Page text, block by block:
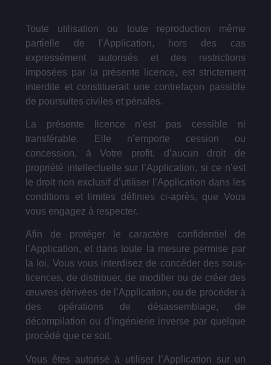
Toute utilisation ou toute reproduction même
partielle de l’Application, hors des cas
expressément autorisés et des restrictions
imposées par la présente licence, est strictement
interdite et constituerait une contrefaçon passible
de poursuites civiles et pénales.
La présente licence n’est pas cessible ni
transférable. Elle n’emporte cession ou
concession, à Votre profit, d’aucun droit de
propriété intellectuelle sur l’Application, si ce n’est
le droit non exclusif d’utiliser l’Application dans les
conditions et limites définies ci-après, que Vous
vous engagez à respecter.
Afin de protéger le caractère confidentiel de
l’Application, et dans toute la mesure permise par
la loi, Vous vous interdisez de concéder des sous-
licences, de distribuer, de modifier ou de créer des
œuvres dérivées de l’Application, ou de procéder à
des opérations de désassemblage, de
décompilation ou d’ingénierie inverse par quelque
procédé que ce soit.
Vous êtes autorisé à utiliser l’Application sur un